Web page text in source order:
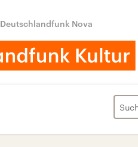
Deutschlandfunk Nova